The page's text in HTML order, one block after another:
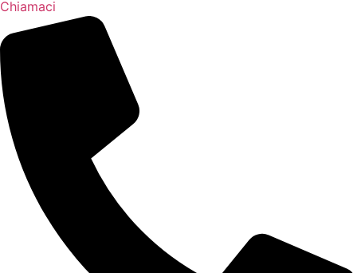
Chiamaci